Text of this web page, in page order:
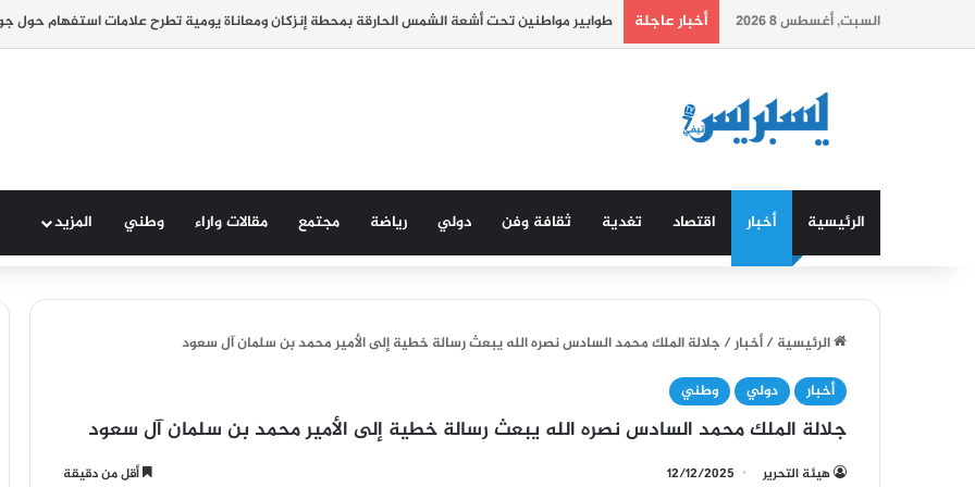
السبت, أغسطس 8 2026 أخبار عاجلة المغرب يحتل المرتبة 76 عالميا في مؤشر الازدهار العالمي.
الرئيسية أخبار اقتصاد تغدية ثقافة وفن دولي رياضة مجتمع مقالات واراء وطني المزيد
الرئيسية/أخبار/جلالة الملك محمد السادس نصره الله يبعث رسالة خطية إلى الأمير محمد بن سلمان آل سعود
أخبار
دولي وطني
جلالة الملك محمد السادس نصره الله يبعث رسالة خطية إلى الأمير محمد بن سلمان آل سعود
هيئة التحرير 12/12/2025 أقل من دقيقة